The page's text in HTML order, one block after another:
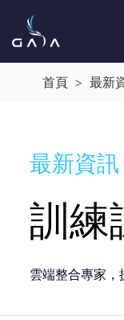
首頁 最新
最新資訊
訓練
雲端整合專家